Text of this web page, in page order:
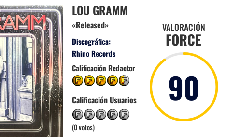
LOU GRAMM
«Released»
Discográfica:
Rhino Records
Calificación Redactor
Calificación Usuarios
(0 votos)
VALORACIÓN
FORCE
90